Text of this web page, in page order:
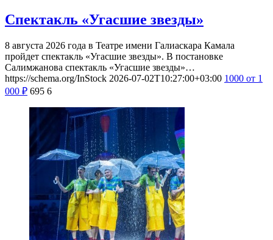
Спектакль «Угасшие звезды»
8 августа 2026 года в Театре имени Галиаскара Камала
пройдет спектакль «Угасшие звезды». В постановке
Салимжанова спектакль «Угасшие звезды»…
https://schema.org/InStock 2026-07-02T10:27:00+03:00 1000 от 1
000 ₽ 695 6